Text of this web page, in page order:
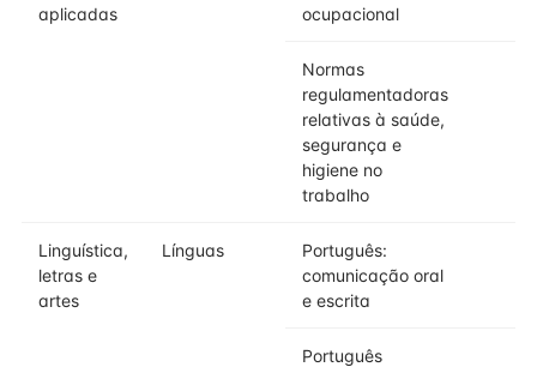
aplicadas
ocupacional
Normas
regulamentadoras
relativas à saúde,
segurança e
higiene no
trabalho
Linguística,
letras e
artes
Línguas
Português:
comunicação oral
e escrita
Português